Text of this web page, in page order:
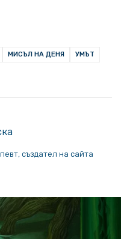
МИСЪЛ НА ДЕНЯ УМЪТ
създател на сайта